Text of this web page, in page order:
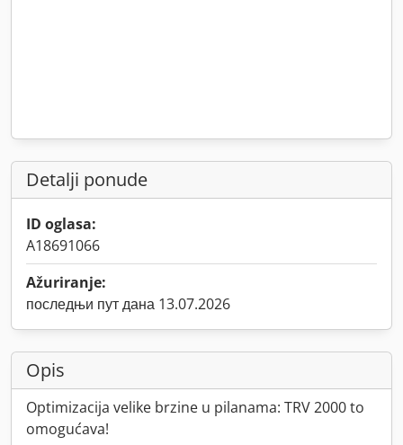
Detalji ponude
ID oglasa:
A18691066
Ažuriranje:
последњи пут дана 13.07.2026
Opis
Optimizacija velike brzine u pilanama: TRV 2000 to
omogućava!